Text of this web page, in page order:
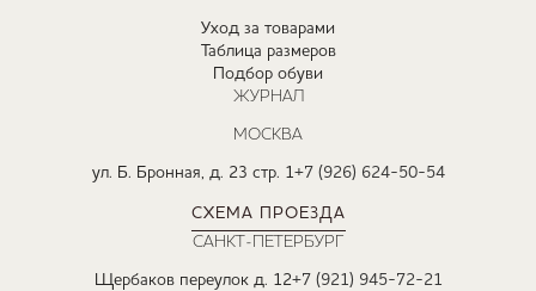
Уход за товарами
Таблица размеров
Подбор обуви
ЖУРНАЛ
МОСКВА
ул. Б. Бронная, д. 23 стр. 1+7 (926) 624-50-54
СХЕМА ПРОЕЗДА
САНКТ-ПЕТЕРБУРГ
Щербаков переулок д. 12+7 (921) 945-72-21